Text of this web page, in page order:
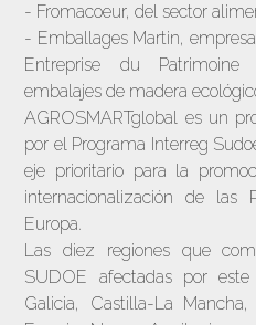
- Fromacoeur, del sector
- Emballages Martin,
Entreprise du Patrimoine
embalajes de madera
AGROSMARTglobal es un
por el Programa Interreg
eje prioritario para la
internacionalización de
Europa.
Las diez regiones que
SUDOE afectadas por
Galicia, Castilla-La